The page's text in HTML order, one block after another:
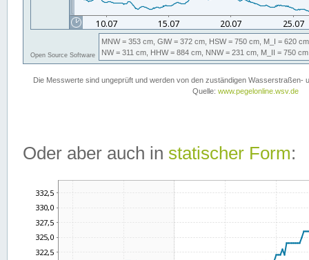
Oder aber auch in statischer Form: